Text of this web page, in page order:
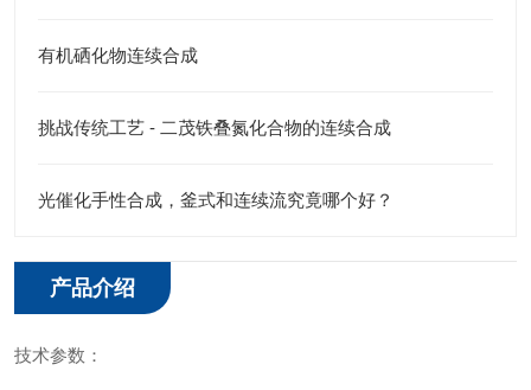
有机硒化物连续合成
挑战传统工艺 - 二茂铁叠氮化合物的连续合成
光催化手性合成，釜式和连续流究竟哪个好？
产品介绍
技术参数：